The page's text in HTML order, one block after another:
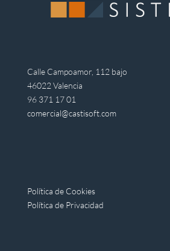
Calle Campoamor, 112 bajo
46022 Valencia
96 371 17 01
comercial@castisoft.com
Política de Cookies
Política de Privacidad